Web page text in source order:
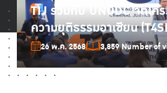
TIJ ร่วมกับ UNODC จัดโ
ความยุติธรรมอาเซียน
26 พ.ค. 2568 3,859 Number of